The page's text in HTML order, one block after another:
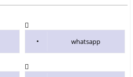
whatsapp